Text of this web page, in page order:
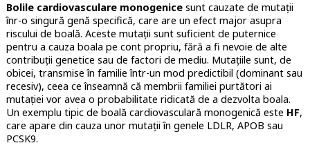
Bolile cardiovasculare monogenicesunt cauzate de mutații
înr-o singură genă specifică, care are un efect major asupra
riscului de boală. Aceste mutații sunt suficient de puternice
pentru a cauza boala pe cont propriu, fără a fi nevoie de alte
contribuții genetice sau de factori de mediu. Mutațiile sunt, de
obicei, transmise în familie într-un mod predictibil (dominant sau
recesiv), ceea ce înseamnă că membrii familiei purtători ai
mutației vor avea o probabilitate ridicată de a dezvolta boala.
Un exemplu tipic de boală cardiovasculară monogenică este HF,
care apare din cauza unor mutații în genele LDLR, APOB sau
PCSK9.